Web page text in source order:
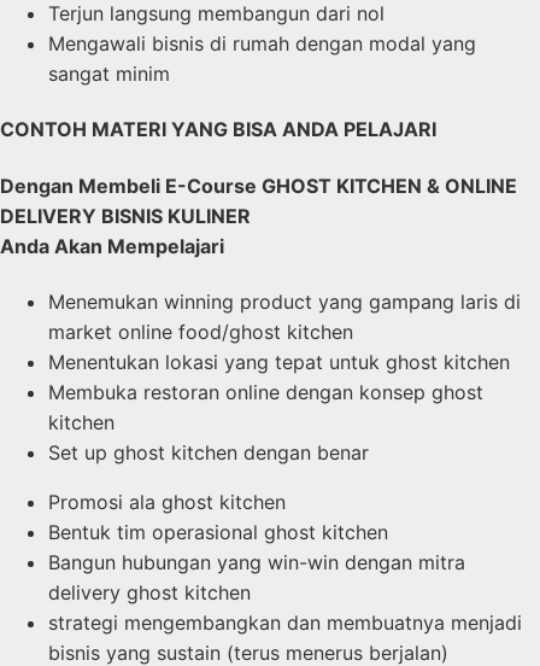
Terjun langsung membangun dari nol
Mengawali bisnis di rumah dengan modal yang
sangat minim
CONTOH MATERI YANG BISA ANDA PELAJARI
Dengan Membeli E-Course GHOST KITCHEN & ONLINE
DELIVERY BISNIS KULINER
Anda Akan Mempelajari
Menemukan winning product yang gampang laris di
market online food/ghost kitchen
Menentukan lokasi yang tepat untuk ghost kitchen
Membuka restoran online dengan konsep ghost
kitchen
Set up ghost kitchen dengan benar
Promosi ala ghost kitchen
Bentuk tim operasional ghost kitchen
Bangun hubungan yang win-win dengan mitra
delivery ghost kitchen
strategi mengembangkan dan membuatnya menjadi
bisnis yang sustain (terus menerus berjalan)